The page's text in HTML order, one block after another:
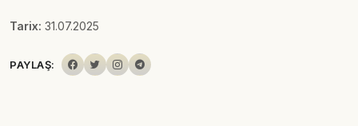
Tarix: 31.07.2025
PAYLAŞ: